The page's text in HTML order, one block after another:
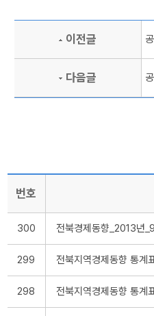
이전글
다음글
번호
300 전북경제동향_2013년
299 전북지역경제동향 통계
298 전북지역경제동향 통